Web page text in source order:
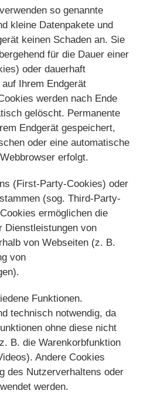
so genannte
kleine Datenpakete und
keinen Schaden an. Sie
für die Dauer einer
oder dauerhaft
Ihrem Endgerät
werden nach Ende
gelöscht. Permanente
Endgerät gespeichert,
oder eine automatische
erfolgt.
(First-Party-Cookies) oder
(sog. Third-Party-
ermöglichen die
Dienstleistungen von
von Webseiten (z. B.
von
Funktionen.
technisch notwendig, da
ohne diese nicht
B. die Warenkorbfunktion
Andere Cookies
des Nutzerverhaltens oder
werden.